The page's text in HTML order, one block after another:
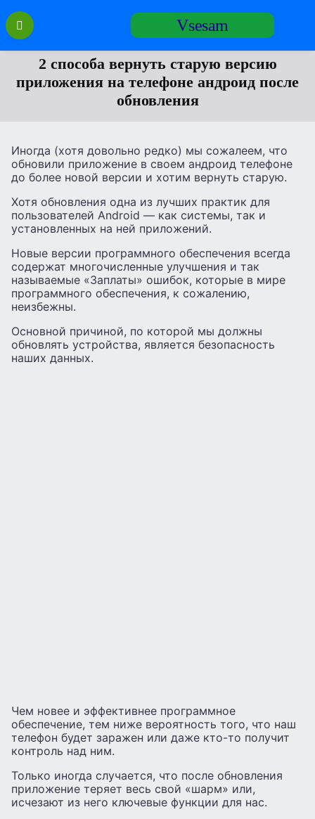
Перейти
содержанию
Vsesam
2 способа вернуть старую версию
приложения на телефоне андроид после
обновления
Иногда (хотя довольно редко) мы сожалеем, что
обновили приложение в своем андроид телефоне
до более новой версии и хотим вернуть старую.
Хотя обновления одна из лучших практик для
пользователей Android — как системы, так и
установленных на ней приложений.
Новые версии программного обеспечения всегда
содержат многочисленные улучшения и так
называемые «Заплаты» ошибок, которые в мире
программного обеспечения, к сожалению,
неизбежны.
Основной причиной, по которой мы должны
обновлять устройства, является безопасность
наших данных.
Чем новее и эффективнее программное
обеспечение, тем ниже вероятность того, что наш
телефон будет заражен или даже кто-то получит
контроль над ним.
Только иногда случается, что после обновления
приложение теряет весь свой «шарм» или,
исчезают из него ключевые функции для нас.